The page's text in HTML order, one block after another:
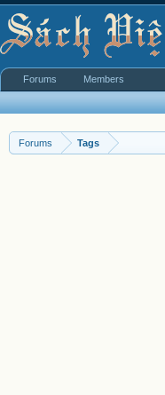
Forums Tags
Forums Members